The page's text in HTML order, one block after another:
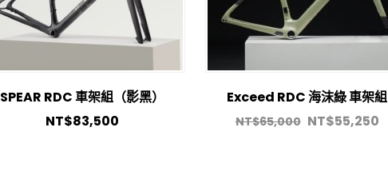
SPEAR RDC 車架組（影黑）
NT$83,500
Exceed RDC 海沫綠 車架組
NT$65,000 NT$55,250